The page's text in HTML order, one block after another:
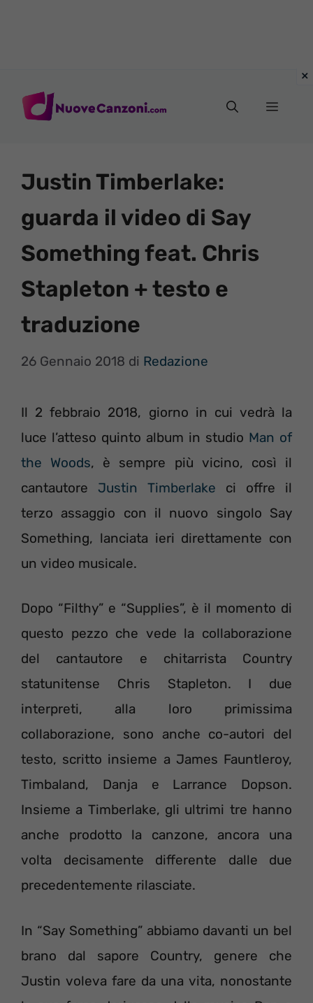
Menu
Justin Timberlake:
guarda il video di Say
Something feat. Chris
Stapleton + testo e
traduzione
26 Gennaio 2018 di Redazione
Il 2 febbraio 2018, giorno in cui vedrà la
luce l’atteso quinto album in studio Man of
the Woods, è sempre più vicino, così il
cantautore Justin Timberlake ci offre il
terzo assaggio con il nuovo singolo Say
Something, lanciata ieri direttamente con
un video musicale.
Dopo “Filthy” e “Supplies”, è il momento di
questo pezzo che vede la collaborazione
del cantautore e chitarrista Country
statunitense Chris Stapleton. I due
interpreti, alla loro primissima
collaborazione, sono anche co-autori del
testo, scritto insieme a James Fauntleroy,
Timbaland, Danja e Larrance Dopson.
Insieme a Timberlake, gli ultrimi tre hanno
anche prodotto la canzone, ancora una
volta decisamente differente dalle due
precedentemente rilasciate.
In “Say Something” abbiamo davanti un bel
brano dal sapore Country, genere che
Justin voleva fare da una vita, nonostante